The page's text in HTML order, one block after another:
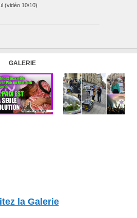
(vidéo 10/10)
GALERIE
la Galerie